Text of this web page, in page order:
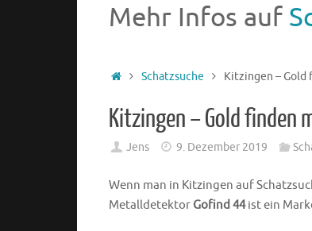
Mehr Infos auf
Schatzsuche Kitzingen –
Kitzingen – Gold finden
Jens 9. Dezember 2019
Wenn man in Kitzingen auf
Metalldetektor Gofind 44ist ein